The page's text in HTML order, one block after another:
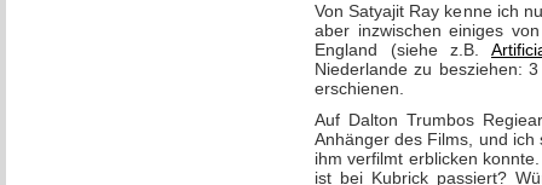
Von Satyajit Ray kenne ich
aber inzwischen einiges
England (siehe z.B.
Niederlande zu besziehen:
erschienen.
Auf Dalton Trumbos
Anhänger des Films, und
ihm verfilmt erblicken
ist bei Kubrick passiert?